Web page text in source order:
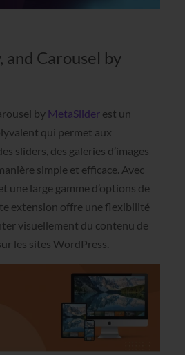
and Carousel by
by MetaSliderest un
qui permet aux
sliders, des galeries d’images
simple et efficace. Avec
une large gamme d’options de
extension offre une flexibilité
visuellement du contenu de
les sites WordPress.